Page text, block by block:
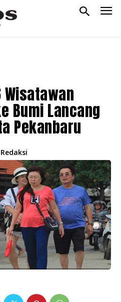
Wisatawan
Bumi Lancang
Pekanbaru
Redaksi